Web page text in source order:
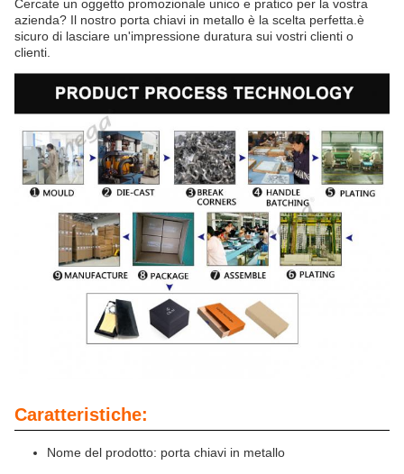
Cercate un oggetto promozionale unico e pratico per la vostra
azienda? Il nostro porta chiavi in metallo è la scelta perfetta.è
sicuro di lasciare un'impressione duratura sui vostri clienti o
clienti.
Caratteristiche:
Nome del prodotto: porta chiavi in metallo